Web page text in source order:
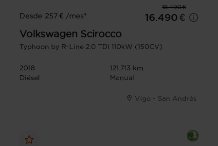
18.490 €
Desde 257 € /mes*
16.490 €
Volkswagen Scirocco
Typhoon by R-Line 2.0 TDI 110kW (150CV)
2018
121.713 km
Diésel
Manual
Vigo - San Andrés